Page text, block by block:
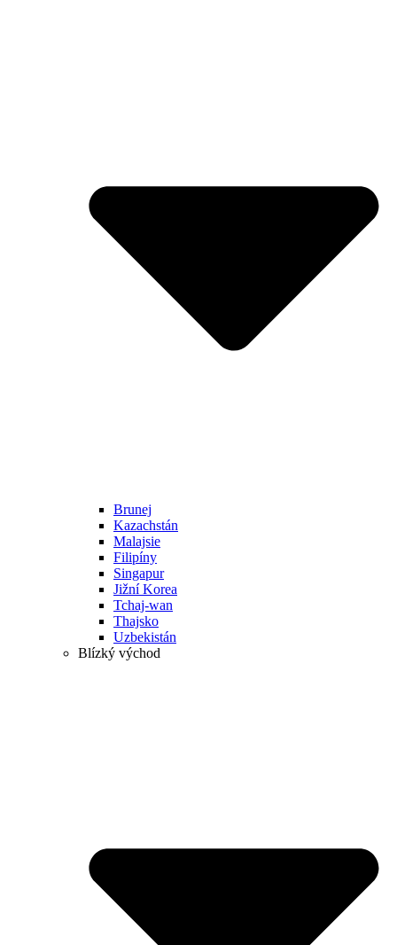
Brunej
Kazachstán
Malajsie
Filipíny
Singapur
Jižní Korea
Tchaj-wan
Thajsko
Uzbekistán
Blízký východ